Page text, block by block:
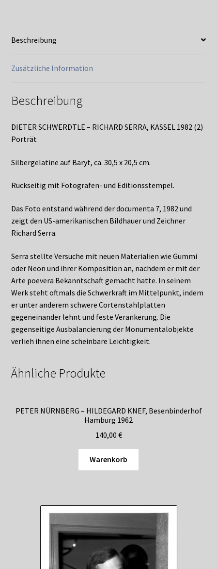
Beschreibung
Zusätzliche Information
Beschreibung
DIETER SCHWERDTLE – RICHARD SERRA, KASSEL 1982 (2)
Porträt
Silbergelatine auf Baryt, ca. 30,5 x 20,5 cm.
Rückseitig mit Fotografen- und Editionsstempel.
Das Foto entstand während der documenta 7, 1982 und
zeigt den US-amerikanischen Bildhauer und Zeichner
Richard Serra.
Serra stellte Versuche mit neuen Materialien wie Gummi
oder Neon und ihrer Komposition an, nachdem er mit der
Arte poevera Bekanntschaft gemacht hatte. In seinem
Werk steht oftmals die Schwerkraft im Mittelpunkt, indem
er unter anderem schwere Cortenstahlplatten
gegeneinander lehnt und feste Verankerung. Die
gegenseitige Ausbalancierung der Monumentalobjekte
verlieh ihnen eine scheinbare Leichtigkeit.
Ähnliche Produkte
PETER NÜRNBERG – HILDEGARD KNEF, Besenbinderhof
Hamburg 1962
140,00 €
Warenkorb